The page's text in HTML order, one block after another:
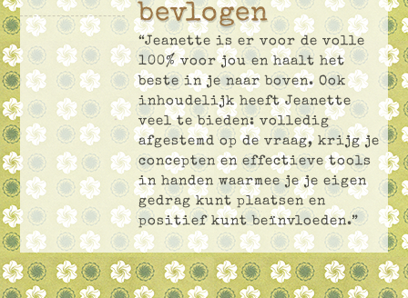
bevlogen
“Jeanette is er voor de volle
100% voor jou en haalt het
beste in je naar boven. Ook
inhoudelijk heeft Jeanette
veel te bieden: volledig
afgestemd op de vraag, krijg je
concepten en effectieve tools
in handen waarmee je je eigen
gedrag kunt plaatsen en
positief kunt beïnvloeden.”